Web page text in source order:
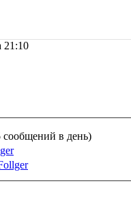
21:10
(0.25 сообщений в день)